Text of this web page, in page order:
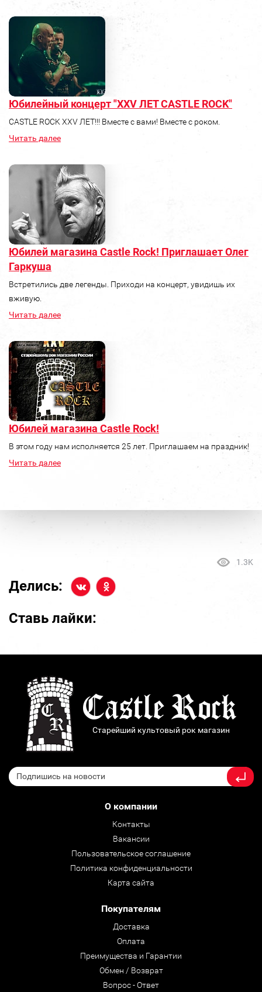
Юбилейный концерт "XXV ЛЕТ CASTLE ROCK"
CASTLE ROCK XXV ЛЕТ!!! Вместе с вами! Вместе с роком.
Читать далее
Юбилей магазина Castle Rock! Приглашает Олег
Гаркуша
Встретились две легенды. Приходи на концерт, увидишь их
вживую.
Читать далее
Юбилей магазина Castle Rock!
В этом году нам исполняется 25 лет. Приглашаем на праздник!
Читать далее
1.3K
Делись:
Ставь лайки:
Старейший культовый рок магазин
О компании
Контакты
Вакансии
Пользовательское соглашение
Политика конфиденциальности
Карта сайта
Покупателям
Доставка
Оплата
Преимущества и Гарантии
Обмен / Возврат
Вопрос - Ответ